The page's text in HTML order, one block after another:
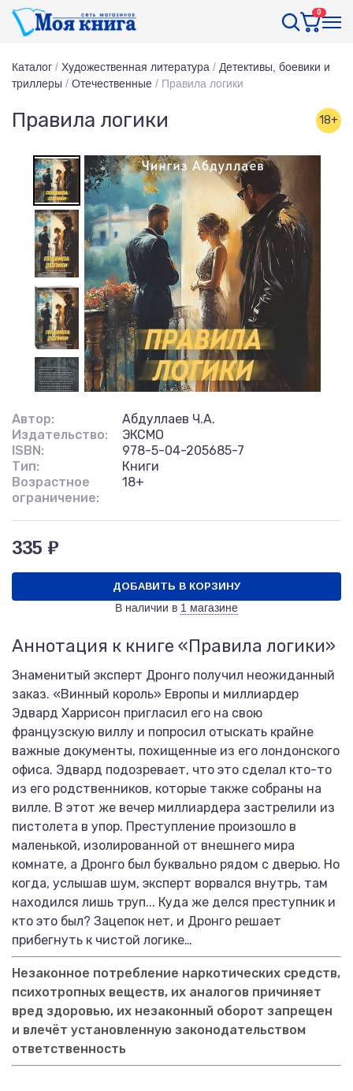
0
Каталог / Художественная литература / Детективы, боевики и
триллеры / Отечественные / Правила логики
Правила логики 18+
Автор:
Абдуллаев Ч.А.
Издательство:
ЭКСМО
ISBN:
978-5-04-205685-7
Тип:
Книги
Возрастное
ограничение:
18+
335 ₽
ДОБАВИТЬ В КОРЗИНУ
В наличии в 1 магазине
Аннотация к книге «Правила логики»
Знаменитый эксперт Дронго получил неожиданный
заказ. «Винный король» Европы и миллиардер
Эдвард Харрисон пригласил его на свою
французскую виллу и попросил отыскать крайне
важные документы, похищенные из его лондонского
офиса. Эдвард подозревает, что это сделал кто-то
из его родственников, которые также собраны на
вилле. В этот же вечер миллиардера застрелили из
пистолета в упор. Преступление произошло в
маленькой, изолированной от внешнего мира
комнате, а Дронго был буквально рядом с дверью. Но
когда, услышав шум, эксперт ворвался внутрь, там
находился лишь труп... Куда же делся преступник и
кто это был? Зацепок нет, и Дронго решает
прибегнуть к чистой логике…
Незаконное потребление наркотических средств,
психотропных веществ, их аналогов причиняет
вред здоровью, их незаконный оборот запрещен
и влечёт установленную законодательством
ответственность